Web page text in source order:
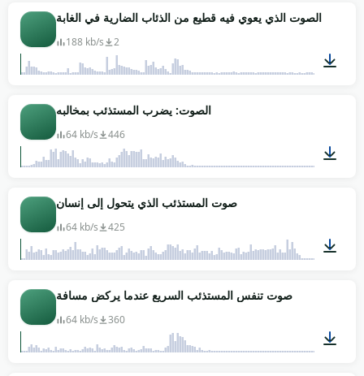
00:51الصوت الذي يعوي فيه قطيع من الذئاب الضارية في الغابة
188 kb/s 2
الصوت: يضرب المستذئب بمخالبه
64 kb/s 446
صوت المستذئب الذي يتحول إلى إنسان
64 kb/s 425
صوت تنفس المستذئب السريع عندما يركض مسافة
64 kb/s 360